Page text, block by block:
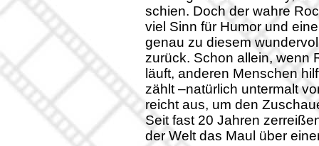
schien. Doch der wahre
viel Sinn für Humor und
genau zu diesem
zurück. Schon allein, wenn
läuft, anderen Menschen
zählt –natürlich untermalt
reicht aus, um den
Seit fast 20 Jahren
der Welt das Maul über